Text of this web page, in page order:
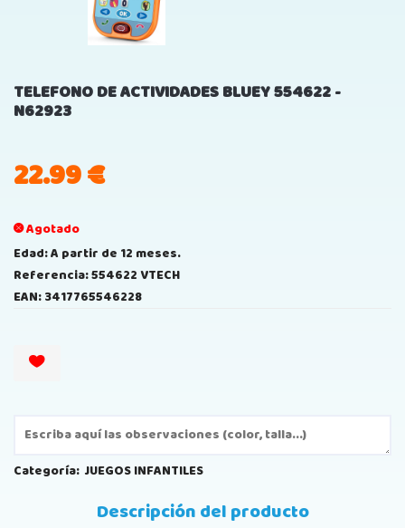
TELEFONO DE ACTIVIDADES BLUEY 554622 -
N62923
22.99€
Agotado
Edad: A partir de 12 meses.
Referencia: 554622 VTECH
EAN: 3417765546228
Categoría: JUEGOS INFANTILES
Descripción del producto